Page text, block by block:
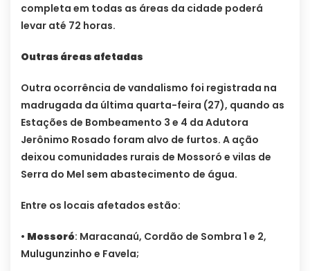
completa em todas as áreas da cidade poderá
levar até 72 horas.
Outras áreas afetadas
Outra ocorrência de vandalismo foi registrada na
madrugada da última quarta-feira (27), quando as
Estações de Bombeamento 3 e 4 da Adutora
Jerônimo Rosado foram alvo de furtos. A ação
deixou comunidades rurais de Mossoró e vilas de
Serra do Mel sem abastecimento de água.
Entre os locais afetados estão:
• Mossoró: Maracanaú, Cordão de Sombra 1 e 2,
Mulugunzinho e Favela;